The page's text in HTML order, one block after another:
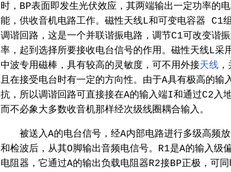
时，BP表面即发生光伏效应，其两端输出一定功率的电
能，供收音机电路工作。磁性天线L和可变电容器 C1
调谐回路，这是一个并联谐振电路，调节C1可改变谐
率，起到选择所要接收电台信号的作用。磁性天线L采
中波专用磁棒，具有较高的灵敏度，可不用外接天线
且在接受电台时有一定的方向性。由于A具有极高的输
抗，所以调谐回路可直接接在A的输入端I和通过C2入地
而不必象大多数收音机那样经次级线圈耦合输入。
被送入A的电台信号，经A内部电路进行多级高频
和检波后，从其O脚输出音频电信号。R1是A的输入级
电阻器，它通过A的输出负载电阻器R2接BP正极，可